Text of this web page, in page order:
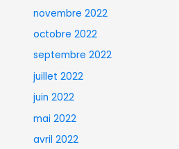
novembre 2022
octobre 2022
septembre 2022
juillet 2022
juin 2022
mai 2022
avril 2022